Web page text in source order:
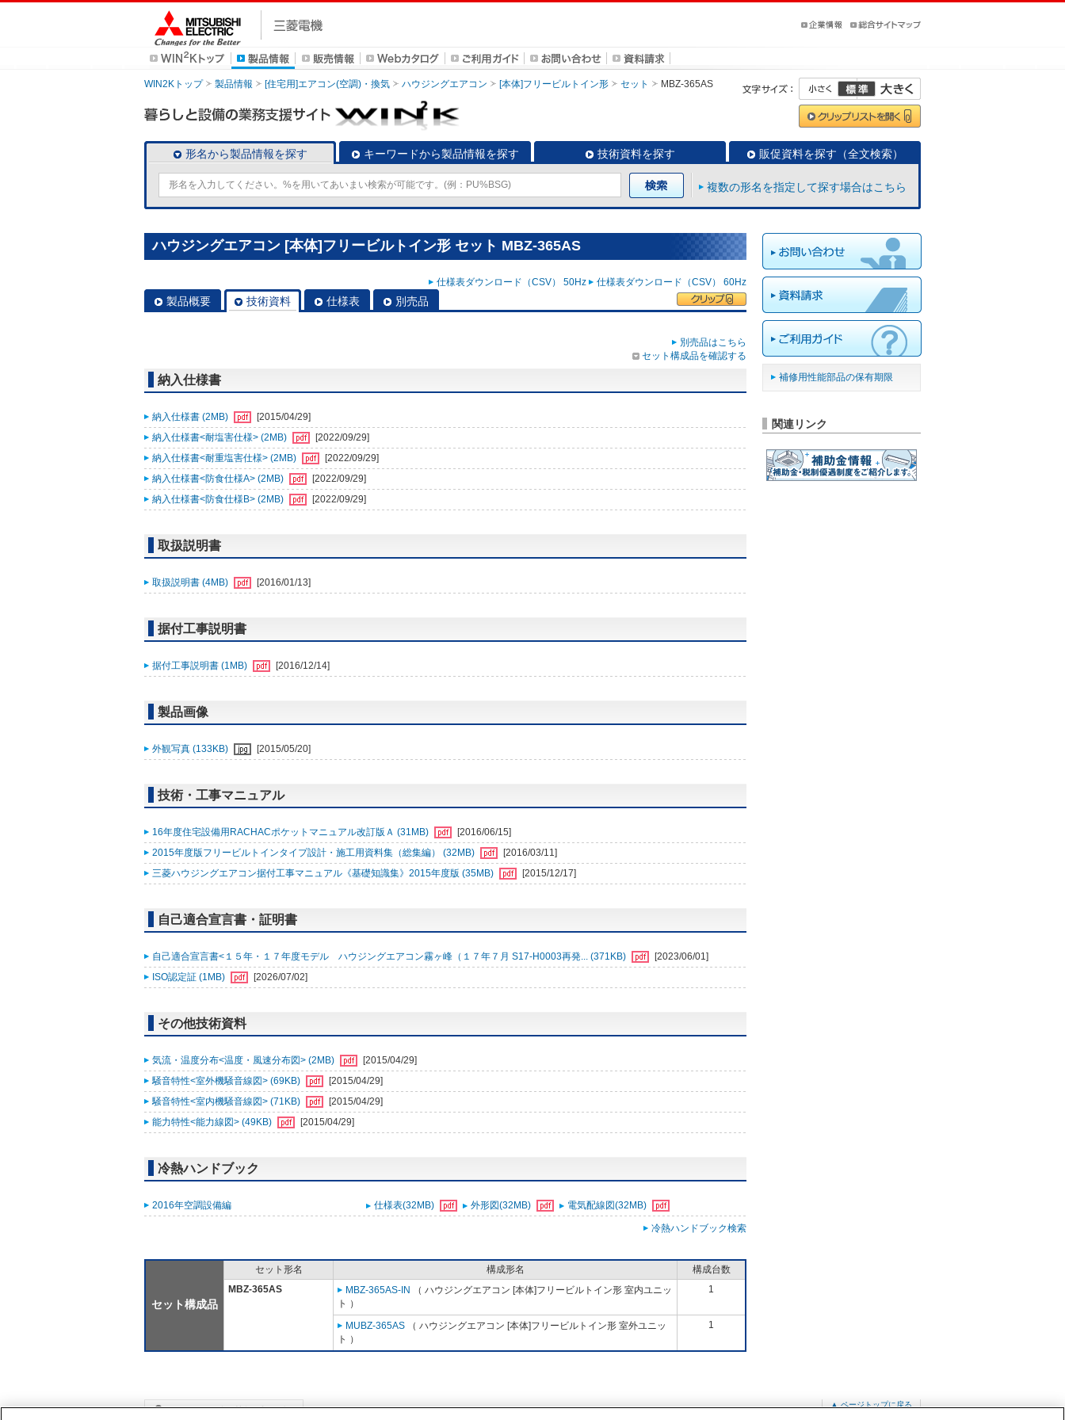
WIN2Kトップ 製品情報 [住宅用]エアコン(空調)・換気 ハウジングエアコン [本体]フリービルトイン形 セット MBZ-365AS
形名から製品情報を探す キーワードから製品情報を探す 技術資料を探す 販促資料を探す（全文検索）
複数の形名を指定して探す場合はこちら
ハウジングエアコン [本体]フリービルトイン形 セット MBZ-365AS
仕様表ダウンロード（CSV） 50Hz 仕様表ダウンロード（CSV） 60Hz
製品概要 技術資料 仕様表 別売品
別売品はこちら
セット構成品を確認する
納入仕様書
納入仕様書 (2MB)
[2015/04/29]
納入仕様書<耐塩害仕様> (2MB)
[2022/09/29]
納入仕様書<耐重塩害仕様> (2MB)
[2022/09/29]
納入仕様書<防食仕様A> (2MB)
[2022/09/29]
納入仕様書<防食仕様B> (2MB)
[2022/09/29]
取扱説明書
取扱説明書 (4MB) [2016/01/13]
据付工事説明書
据付工事説明書 (1MB) [2016/12/14]
製品画像
外観写真 (133KB) [2015/05/20]
技術・工事マニュアル
16年度住宅設備用RACHACポケットマニュアル改訂版Ａ (31MB)
[2016/06/15]
2015年度版フリービルトインタイプ設計・施工用資料集（総集編） (32MB)
[2016/03/11]
三菱ハウジングエアコン据付工事マニュアル《基礎知識集》2015年度版 (35MB)
[2015/12/17]
自己適合宣言書・証明書
自己適合宣言書<１５年・１７年度モデル ハウジングエアコン霧ヶ峰（１７年７月 S17-H0003再発... (371KB)
[2023/06/01]
ISO認定証 (1MB)
[2026/07/02]
その他技術資料
気流・温度分布<温度・風速分布図> (2MB)
[2015/04/29]
騒音特性<室外機騒音線図> (69KB)
[2015/04/29]
騒音特性<室内機騒音線図> (71KB)
[2015/04/29]
能力特性<能力線図> (49KB)
[2015/04/29]
冷熱ハンドブック
2016年空調設備編 仕様表(32MB) 外形図(32MB) 電気配線図(32MB)
冷熱ハンドブック検索
セット構成品
セット形名 構成形名
構成台数
MBZ-365AS
MBZ-365AS-IN
（ ハウジングエアコン [本体]フリービルトイン形 室内ユニッ
ト ）
1
MUBZ-365AS （ ハウジングエアコン [本体]フリービルトイン形 室外ユニッ
ト ）
1
補修用性能部品の保有期限
関連リンク
▲ ページトップに戻る